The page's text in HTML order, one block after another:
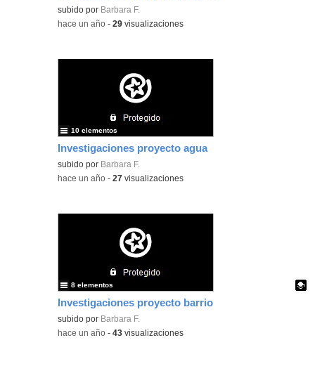
subido por Barbara F.
-hace un año -29 visualizaciones
Investigaciones proyecto agua
subido por Barbara F.
10 elementos
-hace un año -27 visualizaciones
Investigaciones proyecto barrio
Contenido educativo.
subido por Barbara F.
8 elementos
-hace un año -43 visualizaciones